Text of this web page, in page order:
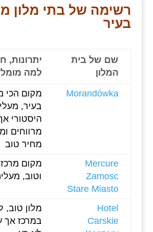
רשימה של בתי מלון
בעיר
שם של בית
המלון
יתרונות,
למה
Morandówka
מקום הכי
בעיר,
היסטורי
מרווחים
מחיר טוב
Mercure
Zamosc
Stare Miasto
מקום
וטוב,
Hotel
Carskie
מלון טוב,
במרכז אך